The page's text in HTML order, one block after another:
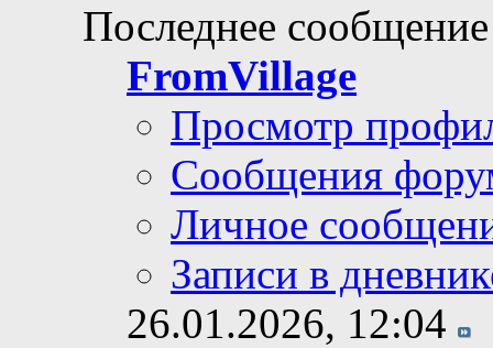
Последнее
FromVillage
Просмотр
Сообщения
Личное
Записи в
26.01.2026, 12:04